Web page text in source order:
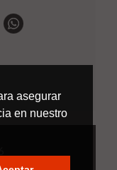
asegurar
en nuestro